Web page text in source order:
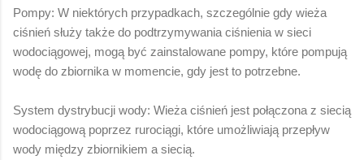
Pompy: W niektórych przypadkach, szczególnie gdy wieża
ciśnień służy także do podtrzymywania ciśnienia w sieci
wodociągowej, mogą być zainstalowane pompy, które pompują
wodę do zbiornika w momencie, gdy jest to potrzebne.
System dystrybucji wody: Wieża ciśnień jest połączona z siecią
wodociągową poprzez rurociągi, które umożliwiają przepływ
wody między zbiornikiem a siecią.